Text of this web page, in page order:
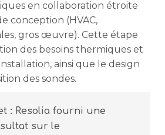
en collaboration étroite
conception (HVAC,
gros œuvre). Cette étape
des besoins thermiques et
ainsi que le design
des sondes.
: Resolia fourni une
sur le